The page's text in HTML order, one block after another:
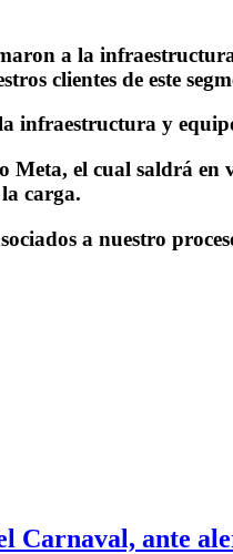
a la
clientes de este
infraestructura y
el cual saldrá
carga.
a nuestro
Carnaval, ante